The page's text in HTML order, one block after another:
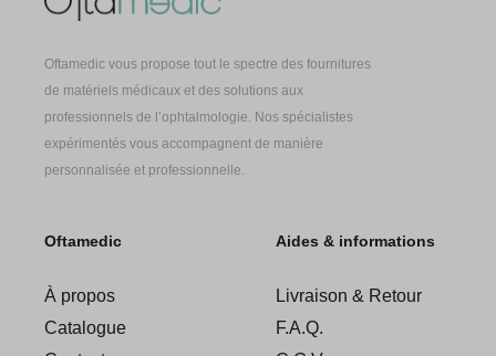
Oftamedic vous propose tout le spectre des fournitures
de matériels médicaux et des solutions aux
professionnels de l’ophtalmologie. Nos spécialistes
expérimentés vous accompagnent de manière
personnalisée et professionnelle.
Oftamedic
À propos
Catalogue
Aides & informations
Livraison & Retour
F.A.Q.